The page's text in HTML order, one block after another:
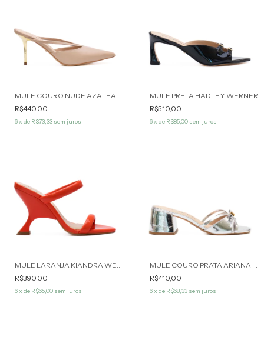
R$440,00
6x de R$73,33 sem juros
MULE PRETA HADLEY WERNER
R$510,00
6x de R$85,00 sem juros
R$390,00
6x de R$65,00 sem juros
R$410,00
6x de R$68,33 sem juros